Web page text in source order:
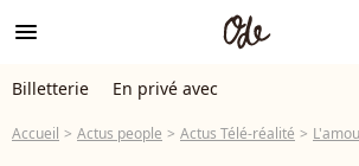
menu
Billetterie En privé avec
Accueil Actus people Actus Télé-réalité